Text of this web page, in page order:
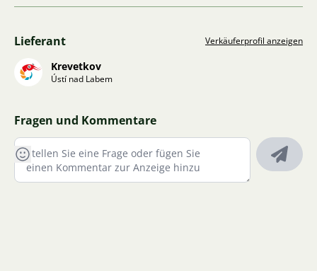
Lieferant Verkäuferprofil anzeigen
Krevetkov
Ústí nad Labem
Fragen und Kommentare